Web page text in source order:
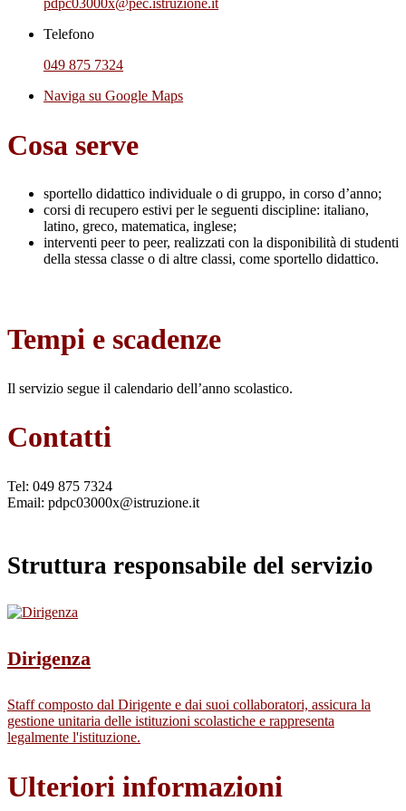
pdpc03000x@pec.istruzione.it
Telefono
049 875 7324
Naviga su Google Maps
Cosa serve
sportello didattico individuale o di gruppo, in corso d’anno;
corsi di recupero estivi per le seguenti discipline: italiano,
latino, greco, matematica, inglese;
interventi peer to peer, realizzati con la disponibilità di studenti
della stessa classe o di altre classi, come sportello didattico.
Tempi e scadenze
Il servizio segue il calendario dell’anno scolastico.
Contatti
Tel: 049 875 7324
Email: pdpc03000x@istruzione.it
Struttura responsabile del servizio
Dirigenza
Staff composto dal Dirigente e dai suoi collaboratori, assicura la
gestione unitaria delle istituzioni scolastiche e rappresenta
legalmente l'istituzione.
Ulteriori informazioni